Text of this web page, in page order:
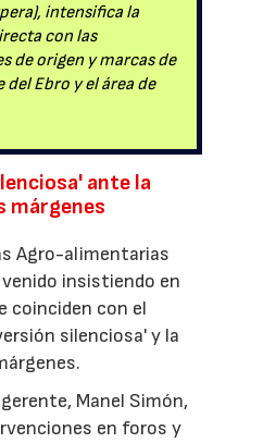
intensifica la
con las
de origen y marcas de
del Ebro y el área de
ante la
márgenes
Agro-alimentarias
insistiendo en
coinciden con el
silenciosa' y la
Manel Simón,
en foros y